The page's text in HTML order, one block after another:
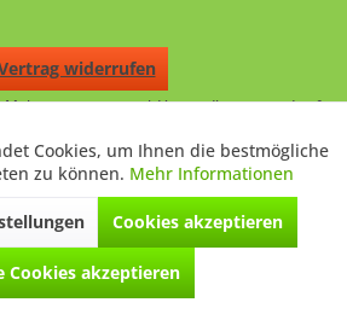
widerrufen
Mehrwertsteuer zzgl.Versandkostenund ggf.
entsprechen dem niedrigsten Verkaufspreis
** Preise beziehen sich auf einen einmal
UVP: Unverbindliche Preisempfehlung des
Herstellers.
- All Rights Reserved. Theme by
ThemeWare®
Aktiv
Inaktiv
Inaktiv
Cookies, um Ihnen die bestmögliche
zu können. Mehr Informationen
Cookies akzeptieren
Cookies akzeptieren